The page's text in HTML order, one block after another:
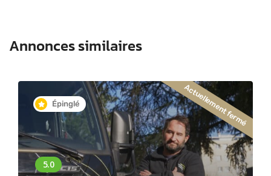
Annonces similaires
Actuellement fermé